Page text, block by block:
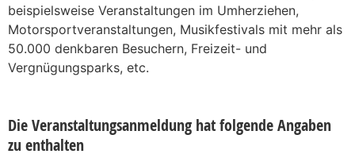
beispielsweise Veranstaltungen im Umherziehen,
Motorsportveranstaltungen, Musikfestivals mit mehr als
50.000 denkbaren Besuchern, Freizeit- und
Vergnügungsparks, etc.
Die Veranstaltungsanmeldung hat folgende Angaben
zu enthalten